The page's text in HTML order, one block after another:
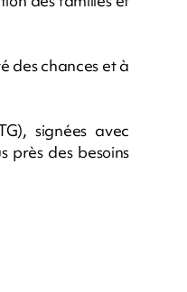
des chances et à
signées avec
près des besoins